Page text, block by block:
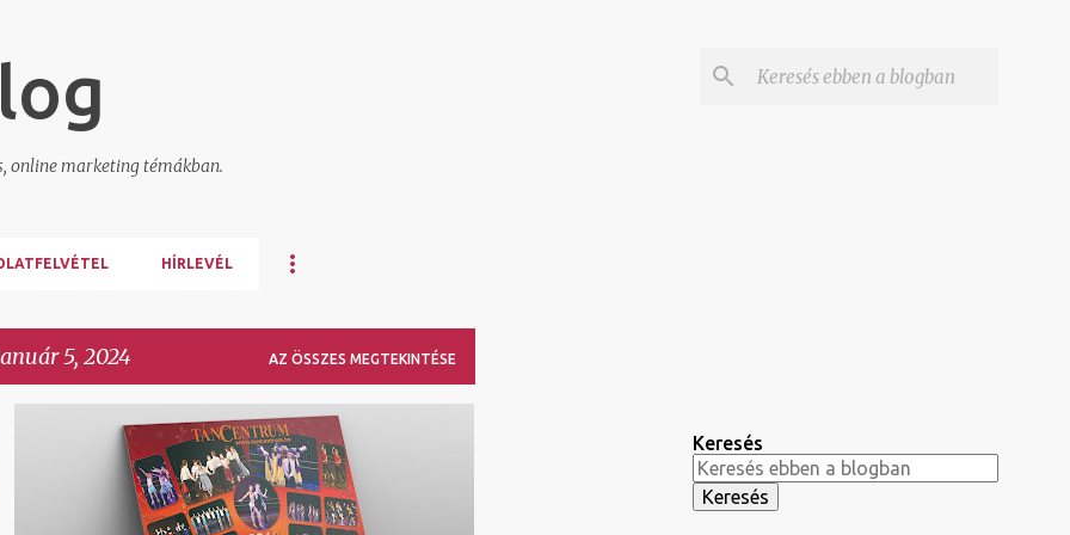
online marketing témákban.
HÍRLEVÉL
5, 2024 AZ ÖSSZES MEGTEKINTÉSE
NYOMDAI ELŐKÉSZÍTÉS Keresés